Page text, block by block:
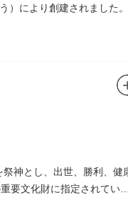
）により創建されました。
名。丸い形の松から不忍
えて上野の山に数多くの堂
神とし、出世、勝利、健
要文化財に指定されていま